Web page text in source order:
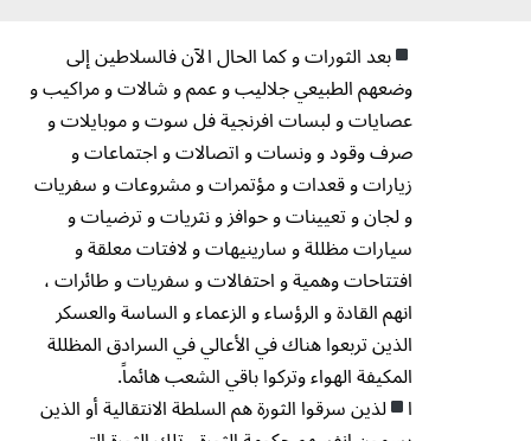
بعد الثورات و كما الحال الآن فالسلاطين إلى
وضعهم الطبيعي جلاليب و عمم و شالات و مراكيب و
عصايات و لبسات افرنجية فل سوت و موبايلات و
صرف وقود و ونسات و اتصالات و اجتماعات و
زيارات و قعدات و مؤتمرات و مشروعات و سفريات
و لجان و تعيينات و حوافز و نثريات و ترضيات و
سيارات مظللة و سارينيهات و لافتات معلقة و
افتتاحات وهمية و احتفالات و سفريات و طائرات ،
انهم القادة و الرؤساء و الزعماء و الساسة والعسكر
الذين تربعوا هناك في الأعالي في السرادق المظللة
المكيفة الهواء وتركوا باقي الشعب هائماً.
ا لذين سرقوا الثورة هم السلطة الانتقالية أو الذين